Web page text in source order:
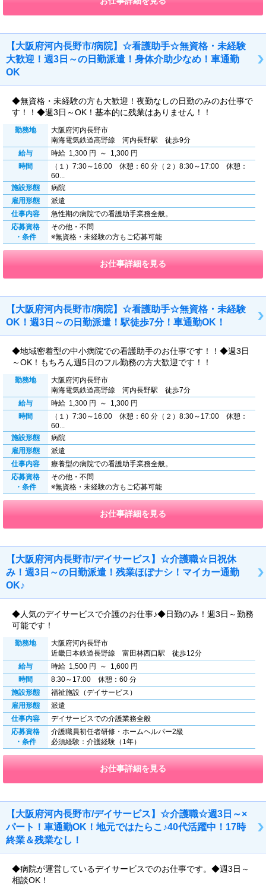
【大阪府河内長野市/病院】☆看護助手☆無資格・未経験
大歓迎！週3日～の日勤派遣！身体介助少なめ！車通勤
OK
◆無資格・未経験の方も大歓迎！夜勤なしの日勤のみのお仕事で
す！！◆週3日～OK！基本的に残業はありません！！
勤務地
大阪府河内長野市
南海電気鉄道高野線 河内長野駅 徒歩9分
給与
時給 1,300 円 ～ 1,300 円
時間
（１）7:30～16:00 休憩：60 分（２）8:30～17:00 休憩：
60...
施設形態
病院
雇用形態
派遣
仕事内容
急性期の病院での看護助手業務全般。
応募資格
・条件
その他・不問
※無資格・未経験の方もご応募可能
お仕事詳細を見る
【大阪府河内長野市/病院】☆看護助手☆無資格・未経験
OK！週3日～の日勤派遣！駅徒歩7分！車通勤OK！
◆地域密着型の中小病院での看護助手のお仕事です！！◆週3日
～OK！もちろん週5日のフル勤務の方大歓迎です！！
勤務地
大阪府河内長野市
南海電気鉄道高野線 河内長野駅 徒歩7分
給与
時給 1,300 円 ～ 1,300 円
時間
（１）7:30～16:00 休憩：60 分（２）8:30～17:00 休憩：
60...
施設形態
病院
雇用形態
派遣
仕事内容
療養型の病院での看護助手業務全般。
応募資格
・条件
その他・不問
※無資格・未経験の方もご応募可能
お仕事詳細を見る
【大阪府河内長野市/デイサービス】☆介護職☆日祝休
み！週3日～の日勤派遣！残業ほぼナシ！マイカー通勤
OK♪
◆人気のデイサービスで介護のお仕事♪◆日勤のみ！週3日～勤務
可能です！
勤務地
大阪府河内長野市
近畿日本鉄道長野線 富田林西口駅 徒歩12分
給与
時給 1,500 円 ～ 1,600 円
時間
8:30～17:00 休憩：60 分
施設形態
福祉施設（デイサービス）
雇用形態
派遣
仕事内容
デイサービスでの介護業務全般
応募資格
・条件
介護職員初任者研修・ホームヘルパー2級
必須経験：介護経験（1年）
お仕事詳細を見る
【大阪府河内長野市/デイサービス】☆介護職☆週3日～×
パート！車通勤OK！地元ではたらこ♪40代活躍中！17時
終業＆残業なし！
◆病院が運営しているデイサービスでのお仕事です。◆週3日～
相談OK！